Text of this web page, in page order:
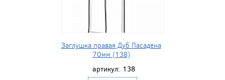
Заглушка правая Дуб Пасадена
70мм (138)
артикул: 138